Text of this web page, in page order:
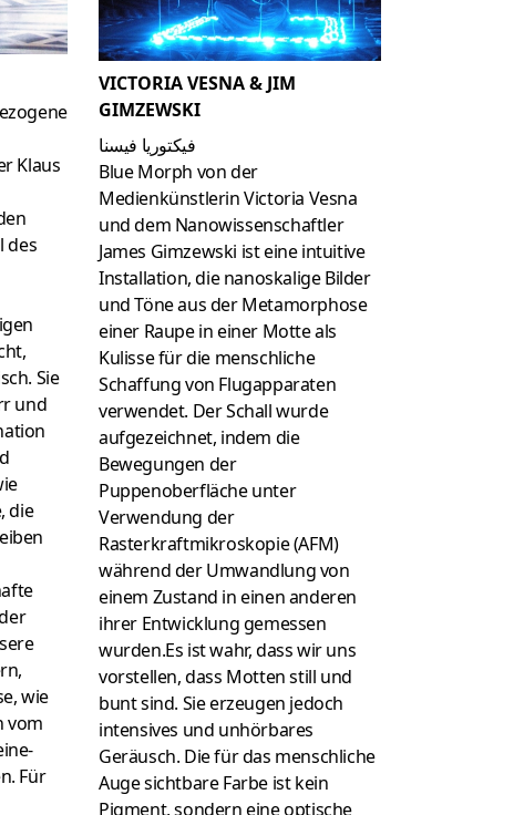
Klaus
des
Sie
und
die
wie
vom
Für
VICTORIA VESNA & JIM
GIMZEWSKI
فيكتوريا فيسنا
Blue Morph von der
Medienkünstlerin Victoria Vesna
und dem Nanowissenschaftler
James Gimzewski ist eine intuitive
Installation, die nanoskalige Bilder
und Töne aus der Metamorphose
einer Raupe in einer Motte als
Kulisse für die menschliche
Schaffung von Flugapparaten
verwendet. Der Schall wurde
aufgezeichnet, indem die
Bewegungen der
Puppenoberfläche unter
Verwendung der
Rasterkraftmikroskopie (AFM)
während der Umwandlung von
einem Zustand in einen anderen
ihrer Entwicklung gemessen
wurden.Es ist wahr, dass wir uns
vorstellen, dass Motten still und
bunt sind. Sie erzeugen jedoch
intensives und unhörbares
Geräusch. Die für das menschliche
Auge sichtbare Farbe ist kein
Pigment, sondern eine optische